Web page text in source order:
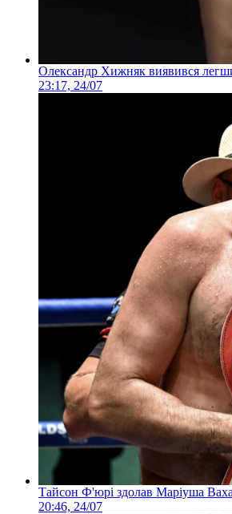
Олександр Хижняк виявився
23:17, 24/07
Тайсон Ф'юрі здолав Маріуша Ваха
20:46, 24/07